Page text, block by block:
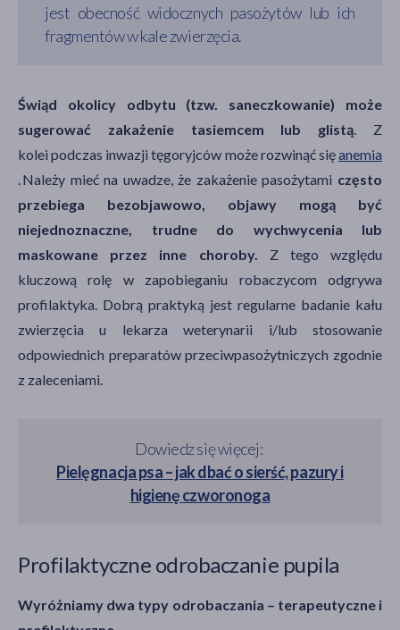
jest obecność widocznych pasożytów lub ich
fragmentów w kale zwierzęcia.
Świąd okolicy odbytu (tzw. saneczkowanie) może
sugerować zakażenie tasiemcem lub glistą . Z
kolei podczas inwazji tęgoryjców może rozwinąć sięanemia
. Należy mieć na uwadze, że zakażenie pasożytami często
przebiega bezobjawowo, objawy mogą być
niejednoznaczne, trudne do wychwycenia lub
maskowane przez inne choroby.
Z tego względu
kluczową rolę w zapobieganiu robaczycom odgrywa
profilaktyka. Dobrą praktyką jest regularne badanie kału
zwierzęcia u lekarza weterynarii i/lub stosowanie
odpowiednich preparatów przeciwpasożytniczych zgodnie
z zaleceniami.
Dowiedz się więcej:
Pielęgnacja psa – jak dbać o sierść, pazury i
higienę czworonoga
Profilaktyczne odrobaczanie pupila
Wyróżniamy dwa typy odrobaczania – terapeutyczne i